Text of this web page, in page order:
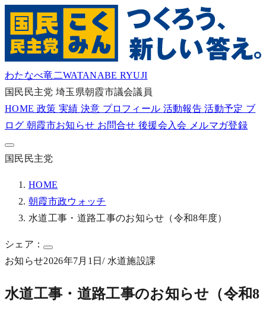
わたなべ竜二WATANABE RYUJI
国民民主党 埼玉県朝霞市議会議員
HOME 政策 実績 決意 プロフィール 活動報告活動予定 ブ
ログ 朝霞市お知らせ お問合せ後援会入会 メルマガ登録
国民民主党
HOME
朝霞市政ウォッチ
水道工事・道路工事のお知らせ（令和8年度）
シェア：
お知らせ2026年7月1日/ 水道施設課
水道工事・道路工事のお知らせ（令和8